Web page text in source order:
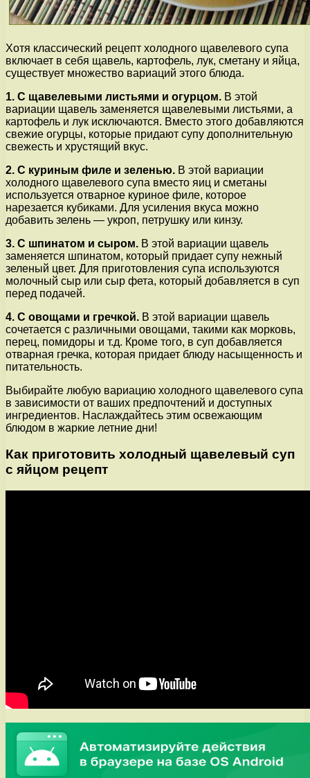
Хотя классический рецепт холодного щавелевого супа
включает в себя щавель, картофель, лук, сметану и яйца,
существует множество вариаций этого блюда.
1. С щавелевыми листьями и огурцом. В этой
вариации щавель заменяется щавелевыми листьями, а
картофель и лук исключаются. Вместо этого добавляются
свежие огурцы, которые придают супу дополнительную
свежесть и хрустящий вкус.
2. С куриным филе и зеленью. В этой вариации
холодного щавелевого супа вместо яиц и сметаны
используется отварное куриное филе, которое
нарезается кубиками. Для усиления вкуса можно
добавить зелень — укроп, петрушку или кинзу.
3. С шпинатом и сыром. В этой вариации щавель
заменяется шпинатом, который придает супу нежный
зеленый цвет. Для приготовления супа используются
молочный сыр или сыр фета, который добавляется в суп
перед подачей.
4. С овощами и гречкой. В этой вариации щавель
сочетается с различными овощами, такими как морковь,
перец, помидоры и т.д. Кроме того, в суп добавляется
отварная гречка, которая придает блюду насыщенность и
питательность.
Выбирайте любую вариацию холодного щавелевого супа
в зависимости от ваших предпочтений и доступных
ингредиентов. Наслаждайтесь этим освежающим
блюдом в жаркие летние дни!
Как приготовить холодный щавелевый суп
с яйцом рецепт